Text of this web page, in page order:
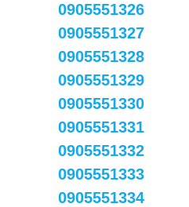
0905551326
0905551327
0905551328
0905551329
0905551330
0905551331
0905551332
0905551333
0905551334